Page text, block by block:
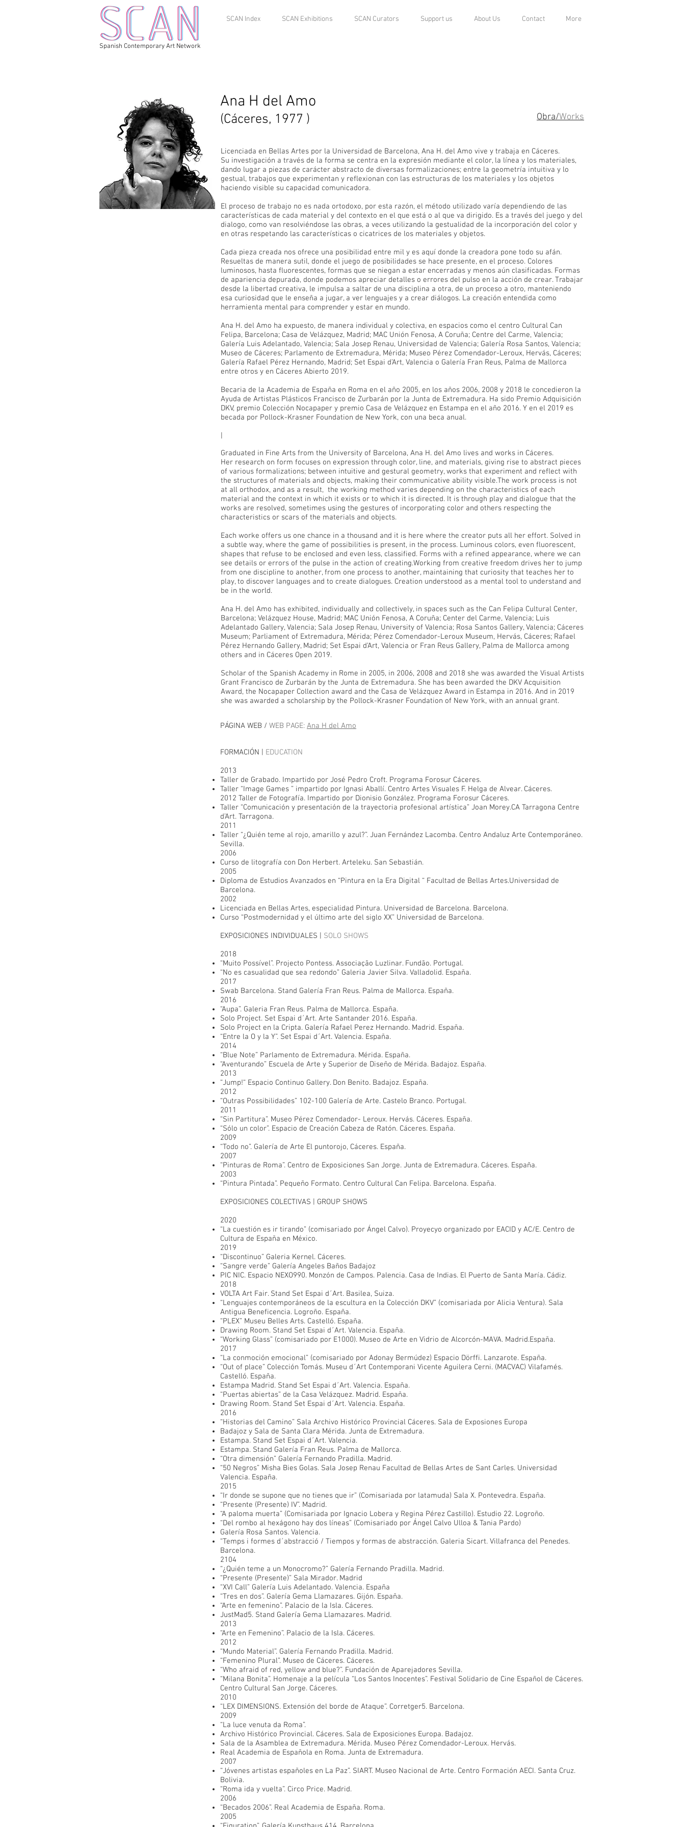
SCAN Index SCAN Exhibitions SCAN Curators Support us About Us Contact More
Spanish Contemporary Art Network
Ana H del Amo
Obra/Works
(Cáceres, 1977 )
Licenciada en Bellas Artes por la Universidad de Barcelona, Ana H. del Amo vive y trabaja en Cáceres.
Su investigación a través de la forma se centra en la expresión mediante el color, la línea y los materiales,
dando lugar a piezas de carácter abstracto de diversas formalizaciones; entre la geometría intuitiva y lo
gestual, trabajos que experimentan y reflexionan con las estructuras de los materiales y los objetos
haciendo visible su capacidad comunicadora.
El proceso de trabajo no es nada ortodoxo, por esta razón, el método utilizado varía dependiendo de las
características de cada material y del contexto en el que está o al que va dirigido. Es a través del juego y del
dialogo, como van resolviéndose las obras, a veces utilizando la gestualidad de la incorporación del color y
en otras respetando las características o cicatrices de los materiales y objetos.
Cada pieza creada nos ofrece una posibilidad entre mil y es aquí donde la creadora pone todo su afán.
Resueltas de manera sutil, donde el juego de posibilidades se hace presente, en el proceso. Colores
luminosos, hasta fluorescentes, formas que se niegan a estar encerradas y menos aún clasificadas. Formas
de apariencia depurada, donde podemos apreciar detalles o errores del pulso en la acción de crear. Trabajar
desde la libertad creativa, le impulsa a saltar de una disciplina a otra, de un proceso a otro, manteniendo
esa curiosidad que le enseña a jugar, a ver lenguajes y a crear diálogos. La creación entendida como
herramienta mental para comprender y estar en mundo.
Ana H. del Amo ha expuesto, de manera individual y colectiva, en espacios como el centro Cultural Can
Felipa, Barcelona; Casa de Velázquez, Madrid; MAC Unión Fenosa, A Coruña; Centre del Carme, Valencia;
Galería Luis Adelantado, Valencia; Sala Josep Renau, Universidad de Valencia; Galería Rosa Santos, Valencia;
Museo de Cáceres; Parlamento de Extremadura, Mérida; Museo Pérez Comendador-Leroux, Hervás, Cáceres;
Galería Rafael Pérez Hernando, Madrid; Set Espai d’Art, Valencia o Galería Fran Reus, Palma de Mallorca
entre otros y en Cáceres Abierto 2019.
Becaria de la Academia de España en Roma en el año 2005, en los años 2006, 2008 y 2018 le concedieron la
Ayuda de Artistas Plásticos Francisco de Zurbarán por la Junta de Extremadura. Ha sido Premio Adquisición
DKV, premio Colección Nocapaper y premio Casa de Velázquez en Estampa en el año 2016. Y en el 2019 es
becada por Pollock-Krasner Foundation de New York, con una beca anual.
Graduated in Fine Arts from the University of Barcelona, ​​Ana H. del Amo lives and works in Cáceres.
Her research on form focuses on expression through color, line, and materials, giving rise to abstract pieces
of various formalizations; between intuitive and gestural geometry, works that experiment and reflect with
the structures of materials and objects, making their communicative ability visible.The work process is not
at all orthodox, and as a result, the working method varies depending on the characteristics of each
material and the context in which it exists or to which it is directed. It is through play and dialogue that the
works are resolved, sometimes using the gestures of incorporating color and others respecting the
characteristics or scars of the materials and objects.
Each worke offers us one chance in a thousand and it is here where the creator puts all her effort. Solved in
a subtle way, where the game of possibilities is present, in the process. Luminous colors, even fluorescent,
shapes that refuse to be enclosed and even less, classified. Forms with a refined appearance, where we can
see details or errors of the pulse in the action of creating.Working from creative freedom drives her to jump
from one discipline to another, from one process to another, maintaining that curiosity that teaches her to
play, to discover languages ​​and to create dialogues. Creation understood as a mental tool to understand and
be in the world.
Ana H. del Amo has exhibited, individually and collectively, in spaces such as the Can Felipa Cultural Center,
Barcelona; Velázquez House, Madrid; MAC Unión Fenosa, A Coruña; Center del Carme, Valencia; Luis
Adelantado Gallery, Valencia; Sala Josep Renau, University of Valencia; Rosa Santos Gallery, Valencia; Cáceres
Museum; Parliament of Extremadura, Mérida; Pérez Comendador-Leroux Museum, Hervás, Cáceres; Rafael
Pérez Hernando Gallery, Madrid; Set Espai d’Art, Valencia or Fran Reus Gallery, Palma de Mallorca among
others and in Cáceres Open 2019.
Scholar of the Spanish Academy in Rome in 2005, in 2006, 2008 and 2018 she was awarded the Visual Artists
Grant Francisco de Zurbarán by the Junta de Extremadura. She has been awarded the DKV Acquisition
Award, the Nocapaper Collection award and the Casa de Velázquez Award in Estampa in 2016. And in 2019
she was awarded a scholarship by the Pollock-Krasner Foundation of New York, with an annual grant.
PÁGINA WEB / WEB PAGE: Ana H del Amo
FORMACIÓN |
EDUCATION
2013
Taller de Grabado. Impartido por José Pedro Croft. Programa Forosur Cáceres.
Taller “Image Games ” impartido por Ignasi Aballí. Centro Artes Visuales F. Helga de Alvear. Cáceres.
2012 Taller de Fotografía. Impartido por Dionisio González. Programa Forosur Cáceres.
Taller “Comunicación y presentación de la trayectoria profesional artística” Joan Morey.CA Tarragona Centre
d’Art. Tarragona.
2011
Taller “¿Quién teme al rojo, amarillo y azul?”. Juan Fernández Lacomba. Centro Andaluz Arte Contemporáneo.
Sevilla.
2006
Curso de litografía con Don Herbert. Arteleku. San Sebastián.
2005
Diploma de Estudios Avanzados en “Pintura en la Era Digital “ Facultad de Bellas Artes.Universidad de
Barcelona.
2002
Licenciada en Bellas Artes, especialidad Pintura. Universidad de Barcelona. Barcelona.
Curso “Postmodernidad y el último arte del siglo XX” Universidad de Barcelona.
EXPOSICIONES INDIVIDUALES | SOLO SHOWS
2018
“Muito Possível”. Projecto Pontess. Associação Luzlinar. Fundão. Portugal.
“No es casualidad que sea redondo” Galeria Javier Silva. Valladolid. España.
2017
Swab Barcelona. Stand Galería Fran Reus. Palma de Mallorca. España.
2016
“Aupa”. Galeria Fran Reus. Palma de Mallorca. España.
Solo Project. Set Espai d´Art. Arte Santander 2016. España.
Solo Project en la Cripta. Galería Rafael Perez Hernando. Madrid. España.
“Entre la O y la Y”. Set Espai d´Art. Valencia. España.
2014
“Blue Note” Parlamento de Extremadura. Mérida. España.
“Aventurando” Escuela de Arte y Superior de Diseño de Mérida. Badajoz. España.
2013
“Jump!“ Espacio Continuo Gallery. Don Benito. Badajoz. España.
2012
“Outras Possibilidades” 102-100 Galería de Arte. Castelo Branco. Portugal.
2011
“Sin Partitura”. Museo Pérez Comendador- Leroux. Hervás. Cáceres. España.
“Sólo un color”. Espacio de Creación Cabeza de Ratón. Cáceres. España.
2009
“Todo no”. Galería de Arte El puntorojo, Cáceres. España.
2007
“Pinturas de Roma”. Centro de Exposiciones San Jorge. Junta de Extremadura. Cáceres. España.
2003
“Pintura Pintada”. Pequeño Formato. Centro Cultural Can Felipa. Barcelona. España.
EXPOSICIONES COLECTIVAS | GROUP SHOWS
2020
“La cuestión es ir tirando” (comisariado por Ángel Calvo). Proyecyo organizado por EACID y AC/E. Centro de
Cultura de España en México.
2019
“Discontinuo” Galeria Kernel. Cáceres.
“Sangre verde” Galería Angeles Baños Badajoz
PIC NIC. Espacio NEXO990. Monzón de Campos. Palencia. Casa de Indias. El Puerto de Santa María. Cádiz.
2018
VOLTA Art Fair. Stand Set Espai d´Art. Basilea, Suiza.
“Lenguajes contemporáneos de la escultura en la Colección DKV” (comisariada por Alicia Ventura). Sala
Antigua Beneficencia. Logroño. España.
“PLEX” Museu Belles Arts. Castelló. España.
Drawing Room. Stand Set Espai d´Art. Valencia. España.
“Working Glass” (comisariado por E1000). Museo de Arte en Vidrio de Alcorcón-MAVA. Madrid.España.
2017
“La conmoción emocional” (comisariado por Adonay Bermúdez) Espacio Dörffi. Lanzarote. España.
“Out of place” Colección Tomás. Museu d´Art Contemporani Vicente Aguilera Cerni. (MACVAC) Vilafamés.
Castelló. España.
Estampa Madrid. Stand Set Espai d´Art. Valencia. España.
“Puertas abiertas” de la Casa Velázquez. Madrid. España.
Drawing Room. Stand Set Espai d´Art. Valencia. España.
2016
“Historias del Camino” Sala Archivo Histórico Provincial Cáceres. Sala de Exposiones Europa
Badajoz y Sala de Santa Clara Mérida. Junta de Extremadura.
Estampa. Stand Set Espai d´Art. Valencia.
Estampa. Stand Galería Fran Reus. Palma de Mallorca.
“Otra dimensión” Galería Fernando Pradilla. Madrid.
“50 Negros” Misha Bies Golas. Sala Josep Renau Facultad de Bellas Artes de Sant Carles. Universidad
Valencia. España.
2015
“Ir donde se supone que no tienes que ir” (Comisariada por latamuda) Sala X. Pontevedra. España.
“Presente (Presente) IV”. Madrid.
“A paloma muerta” (Comisariada por Ignacio Lobera y Regina Pérez Castillo). Estudio 22. Logroño.
“Del rombo al hexágono hay dos líneas” (Comisariado por Ángel Calvo Ulloa & Tania Pardo)
Galería Rosa Santos. Valencia.
“Temps i formes d´abstracció / Tiempos y formas de abstracción. Galeria Sicart. Villafranca del Penedes.
Barcelona.
2104
“¿Quién teme a un Monocromo?” Galería Fernando Pradilla. Madrid.
“Presente (Presente)” Sala Mirador. Madrid
“XVI Call” Galería Luis Adelantado. Valencia. España
“Tres en dos”. Galería Gema Llamazares. Gijón. España.
“Arte en femenino”. Palacio de la Isla. Cáceres.
JustMad5. Stand Galería Gema Llamazares. Madrid.
2013
“Arte en Femenino”. Palacio de la Isla. Cáceres.
2012
“Mundo Material”. Galería Fernando Pradilla. Madrid.
“Femenino Plural”. Museo de Cáceres. Cáceres.
“Who afraid of red, yellow and blue?”. Fundación de Aparejadores Sevilla.
“Milana Bonita”. Homenaje a la película “Los Santos Inocentes”. Festival Solidario de Cine Español de Cáceres.
Centro Cultural San Jorge. Cáceres.
2010
“LEX DIMENSIONS. Extensión del borde de Ataque”. Corretger5. Barcelona.
2009
“La luce venuta da Roma”.
Archivo Histórico Provincial. Cáceres. Sala de Exposiciones Europa. Badajoz.
Sala de la Asamblea de Extremadura. Mérida. Museo Pérez Comendador-Leroux. Hervás.
Real Academia de Española en Roma. Junta de Extremadura.
2007
“Jóvenes artistas españoles en La Paz”. SIART. Museo Nacional de Arte. Centro Formación AECI. Santa Cruz.
Bolivia.
“Roma ida y vuelta”. Circo Price. Madrid.
2006
“Becados 2006”. Real Academia de España. Roma.
2005